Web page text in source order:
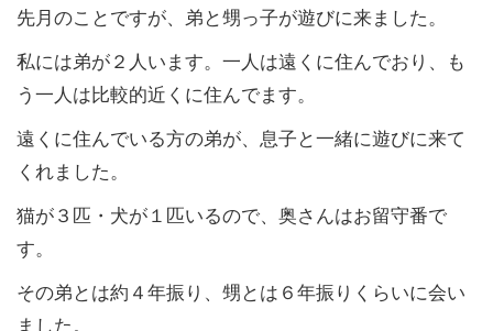
先月のことですが、弟と甥っ子が遊びに来ました。
私には弟が２人います。一人は遠くに住んでおり、も
う一人は比較的近くに住んでます。
遠くに住んでいる方の弟が、息子と一緒に遊びに来て
くれました。
猫が３匹・犬が１匹いるので、奥さんはお留守番で
す。
その弟とは約４年振り、甥とは６年振りくらいに会い
ました。